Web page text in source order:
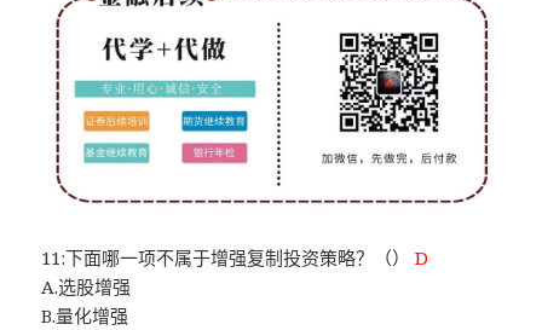
11:下面哪一项不属于增强复制投资策略？（）D
A.选股增强
B.量化增强